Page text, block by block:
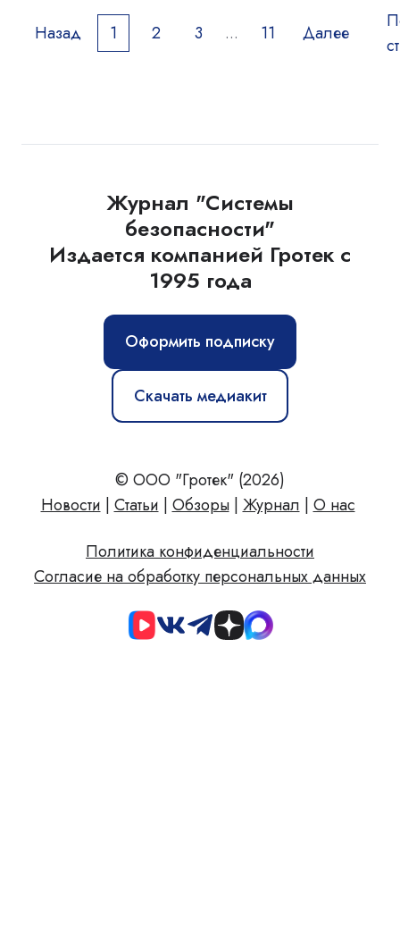
Назад 1 2 3 ... 11 Далее
Журнал "Системы
безопасности"
Издается компанией Гротек с
1995 года
Оформить подписку
Скачать медиакит
© ООО "Гротек" (2026)
Новости|Статьи|Обзоры|Журнал|О нас
Политика конфиденциальности
Согласие на обработку персональных данных